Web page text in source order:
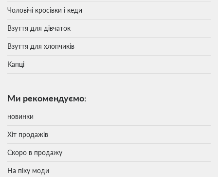
Чоловічі кросівки і кеди
Взуття для дівчаток
Взуття для хлопчиків
Капці
Ми рекомендуємо:
новинки
Хіт продажів
Скоро в продажу
На піку моди